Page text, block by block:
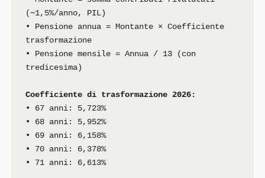
(∼1,5%/anno, PIL)
• Pensione annua = Montante × Coefficiente
trasformazione
• Pensione mensile = Annua / 13 (con
tredicesima)
Coefficiente di trasformazione 2026:
• 67 anni: 5,723%
• 68 anni: 5,952%
• 69 anni: 6,158%
• 70 anni: 6,378%
• 71 anni: 6,613%